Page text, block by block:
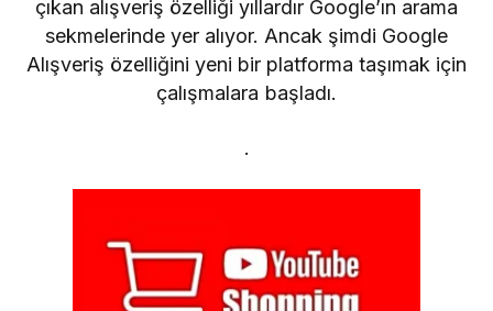
çıkan alışveriş özelliği yıllardır Google’ın arama
sekmelerinde yer alıyor. Ancak şimdi Google
Alışveriş özelliğini yeni bir platforma taşımak için
çalışmalara başladı.
.